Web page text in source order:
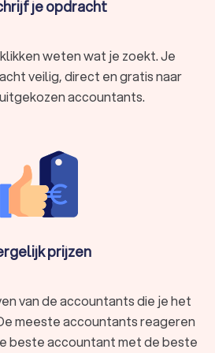
en voert controles uit bij
boekhouding en controle.
: Gespecialiseerd in het
en financiële misdrijven.
: Gespecialiseerd in het optimaliseren
bij jouw behoeften en de
bij zoekt.
werken om fouten te
: In staat om financiële gegevens
interpreteren.
je opdracht
weten wat je zoekt. Je
veilig, direct en gratis naar
accountants.
prijzen
van de accountants die je het
meeste accountants reageren
beste accountant met de beste